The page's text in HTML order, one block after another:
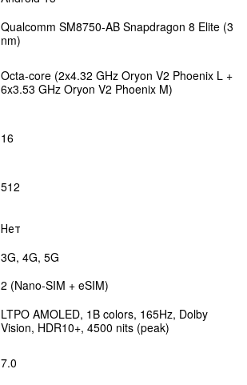
Qualcomm SM8750-AB Snapdragon 8 Elite (3
nm)
Octa-core (2x4.32 GHz Oryon V2 Phoenix L +
6x3.53 GHz Oryon V2 Phoenix M)
16
512
Нет
3G, 4G, 5G
2 (Nano-SIM + eSIM)
LTPO AMOLED, 1B colors, 165Hz, Dolby
Vision, HDR10+, 4500 nits (peak)
7.0